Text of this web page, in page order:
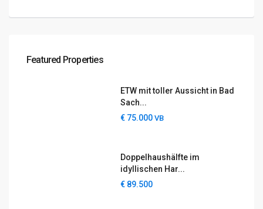
Featured Properties
ETW mit toller Aussicht in Bad
Sach...
€ 75.000VB
Doppelhaushälfte im
idyllischen Har...
€ 89.500